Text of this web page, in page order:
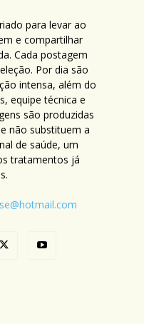
para levar ao
e compartilhar
Cada postagem
Por dia são
intensa, além do
equipe técnica e
são produzidas
não substituem a
de saúde, um
tratamentos já